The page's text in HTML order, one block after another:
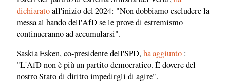
dichiaratoall'inizio del 2024: "Non dobbiamo escludere la
messa al bando dell'AfD se le prove di estremismo
continueranno ad accumularsi".
Saskia Esken, co-presidente dell'SPD,ha aggiunto :
"L'AfD non è più un partito democratico. È dovere del
nostro Stato di diritto impedirgli di agire".